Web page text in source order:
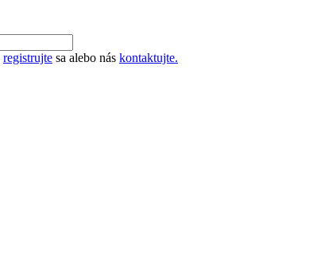
registrujte sa alebo nás kontaktujte.